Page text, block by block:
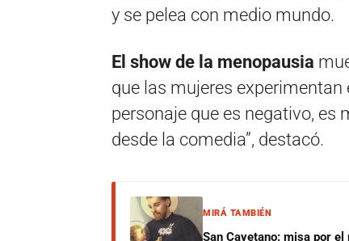
y se pelea con medio mundo.
El show de la menopausia
que las mujeres experimentan
personaje que es negativo,
desde la comedia”, destacó.
MIRÁ TAMBIÉN
San Cayetano: misa por